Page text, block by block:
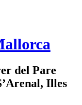
del Pare
Illes